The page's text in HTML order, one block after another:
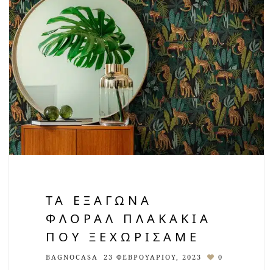
ΤΑ ΕΞΆΓΩΝΑ
ΦΛΟΡΆΛ ΠΛΑΚΆΚΙΑ
ΠΟΥ ΞΕΧΩΡΊΣΑΜΕ
BAGNOCASA 23 ΦΕΒΡΟΥΑΡΊΟΥ, 2023 0